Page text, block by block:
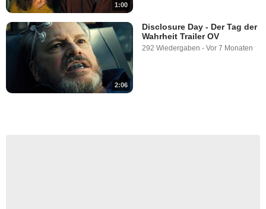
1:00
2:06
Disclosure Day - Der Tag der
Wahrheit Trailer OV
292 Wiedergaben - Vor 7 Monaten